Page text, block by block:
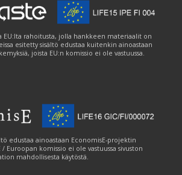
EU:lta rahoitusta, jolla hankkeen materiaalit on
esitetty sisältö edustaa kuitenkin ainoastaan
joista EU:n komissio ei ole vastuussa.
edustaa ainoastaan EconomisE-projektin
/ Euroopan komissio ei ole vastuussa sivuston
mahdollisesta käytöstä.